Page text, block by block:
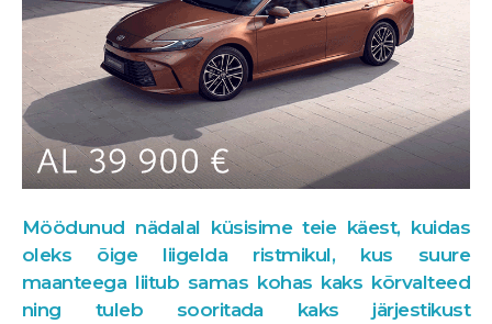
Möödunud nädalal küsisime teie käest, kuidas
oleks õige liigelda ristmikul, kus suure
maanteega liitub samas kohas kaks kõrvalteed
ning tuleb sooritada kaks järjestikust